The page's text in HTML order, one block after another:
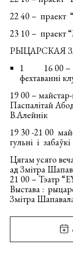
22 40 – праект
23 10 – праект
РЫЦАРСКАЯ
1 16 00 – 19
фехтаванні
19 00 –
Паспалітай
В.Алейнік
19 30 -21 00
гульні і
Цягам усяго
ад Змітра
21 00 – Тэатр
Выстава :
Змітра